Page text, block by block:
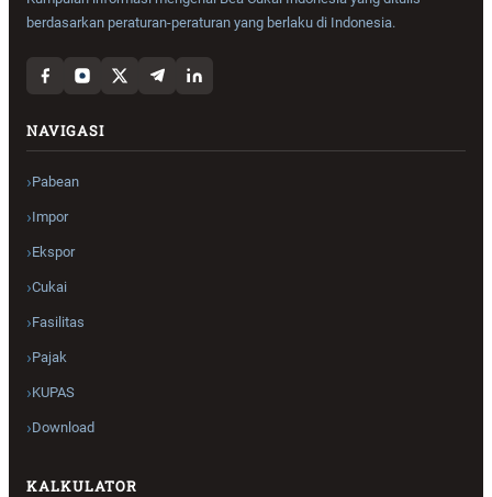
berdasarkan peraturan-peraturan yang berlaku di Indonesia.
NAVIGASI
Pabean
Impor
Ekspor
Cukai
Fasilitas
Pajak
KUPAS
Download
KALKULATOR